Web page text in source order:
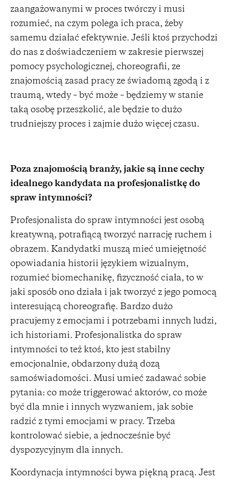
zaangażowanymi w proces twórczy i musi
rozumieć, na czym polega ich praca, żeby
samemu działać efektywnie. Jeśli ktoś przychodzi
do nas z doświadczeniem w zakresie pierwszej
pomocy psychologicznej, choreografii, ze
znajomością zasad pracy ze świadomą zgodą i z
traumą, wtedy – być może – będziemy w stanie
taką osobę przeszkolić, ale będzie to dużo
trudniejszy proces i zajmie dużo więcej czasu.
Poza znajomością branży, jakie są inne cechy
idealnego kandydata na profesjonalistkę do
spraw intymności?
Profesjonalista do spraw intymności jest osobą
kreatywną, potrafiącą tworzyć narrację ruchem i
obrazem. Kandydatki muszą mieć umiejętność
opowiadania historii językiem wizualnym,
rozumieć biomechanikę, fizyczność ciała, to w
jaki sposób ono działa i jak tworzyć z jego pomocą
interesującą choreografię. Bardzo dużo
pracujemy z emocjami i potrzebami innych ludzi,
ich historiami. Profesjonalistka do spraw
intymności to też ktoś, kto jest stabilny
emocjonalnie, obdarzony dużą dozą
samoświadomości. Musi umieć zadawać sobie
pytania: co może triggerować aktorów, co może
być dla mnie i innych wyzwaniem, jak sobie
radzić z tymi emocjami w pracy. Trzeba
kontrolować siebie, a jednocześnie być
dyspozycyjnym dla innych.
Koordynacja intymności bywa piękną pracą. Jest